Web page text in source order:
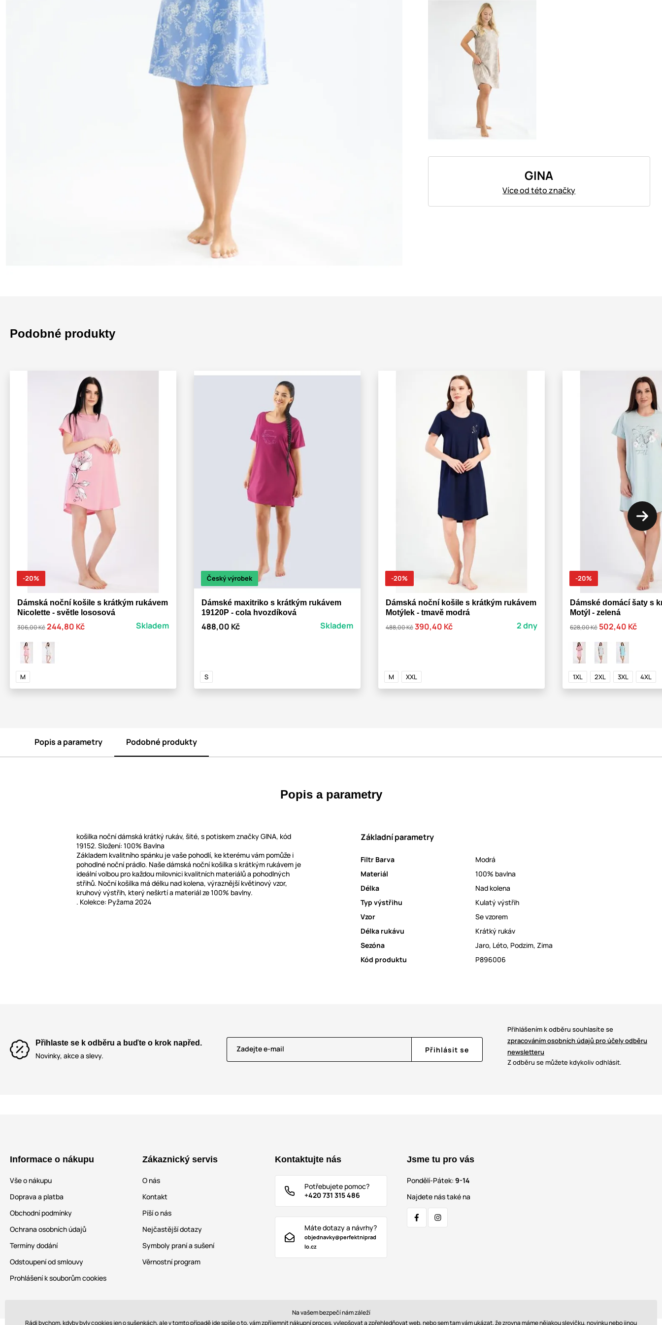
GINA
Více od této značky
Podobné produkty
-20%
Dámská noční košile s krátkým rukávem
Nicolette - světle lososová
306,00 Kč244,80 Kč Skladem
M
Český výrobek
Dámské maxitriko s krátkým rukávem
19120P - cola hvozdíková
488,00 Kč Skladem
S
-20%
Dámská noční košile s krátkým rukávem
Motýlek - tmavě modrá
488,00 Kč390,40 Kč 2 dny
M XXL
-20%
Dámské domácí šaty s
Motýl - zelená
628,00 Kč 502,40 Kč
1XL 2XL 3XL 4XL
Popis a parametry Podobné produkty
Popis a parametry
košilka noční dámská krátký rukáv, šité, s potiskem značky GINA, kód
19152. Složení: 100% Bavlna
Základem kvalitního spánku je vaše pohodlí, ke kterému vám pomůže i
pohodlné noční prádlo. Naše dámská noční košilka s krátkým rukávem je
ideální volbou pro každou milovnici kvalitních materiálů a pohodlných
střihů. Noční košilka má délku nad kolena, výraznější květinový vzor,
kruhový výstřih, který neškrtí a materiál ze 100% bavlny.
. Kolekce: Pyžama 2024
Základní parametry
Filtr Barva
Modrá
Materiál
100% bavlna
Délka
Nad kolena
Typ výstřihu
Kulatý výstřih
Vzor
Se vzorem
Délka rukávu
Krátký rukáv
Sezóna
Jaro, Léto, Podzim, Zima
Kód produktu
P896006
Přihlaste se k odběru a buďte o krok napřed.
Novinky, akce a slevy.
Zadejte e-mail Přihlásit se
Přihlášením k odběru souhlasíte se
zpracováním osobních údajů pro účely odběru
newsletteru
Z odběru se můžete kdykoliv odhlásit.
Informace o nákupu
Vše o nákupu
Doprava a platba
Obchodní podmínky
Ochrana osobních údajů
Termíny dodání
Odstoupení od smlouvy
Prohlášení k souborům cookies
Zákaznický servis
O nás
Kontakt
Píší o nás
Nejčastější dotazy
Symboly praní a sušení
Věrnostní program
Kontaktujte nás
Potřebujete pomoc?
+420 731 315 486
Máte dotazy a návrhy?
objednavky@perfektniprad
lo.cz
Jsme tu pro vás
Pondělí-Pátek:9-14
Najdete nás také na
Na vašem bezpečí nám záleží
Rádi bychom, kdyby byly cookies jen o sušenkách, ale v tomto případě jde spíše o to, vám zpříjemnit nákupní proces, vylepšovat a zpřehledňovat web, nebo sem tam vám ukázat, že zrovna máme nějakou slevičku, novinku nebo jinou